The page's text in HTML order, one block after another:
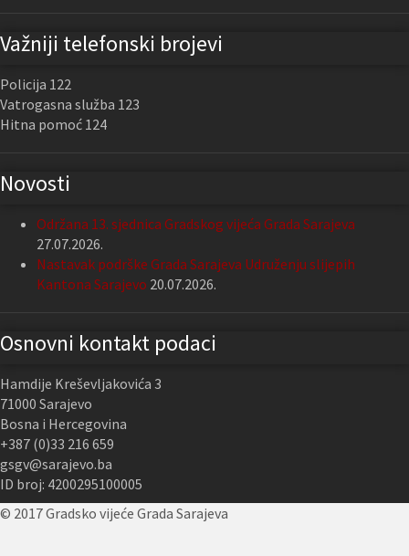
Važniji telefonski brojevi
Policija 122
Vatrogasna služba 123
Hitna pomoć 124
Novosti
Održana 13. sjednica Gradskog vijeća Grada Sarajeva
27.07.2026.
Nastavak podrške Grada Sarajeva Udruženju slijepih
Kantona Sarajevo 20.07.2026.
Osnovni kontakt podaci
Hamdije Kreševljakovića 3
71000 Sarajevo
Bosna i Hercegovina
+387 (0)33 216 659
gsgv@sarajevo.ba
ID broj: 4200295100005
© 2017 Gradsko vijeće Grada Sarajeva